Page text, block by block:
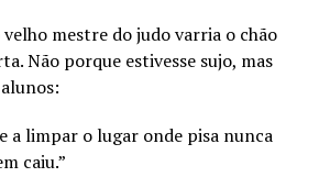
velho mestre do judo varria o chão
Não porque estivesse sujo, mas
a limpar o lugar onde pisa nunca
caiu.”